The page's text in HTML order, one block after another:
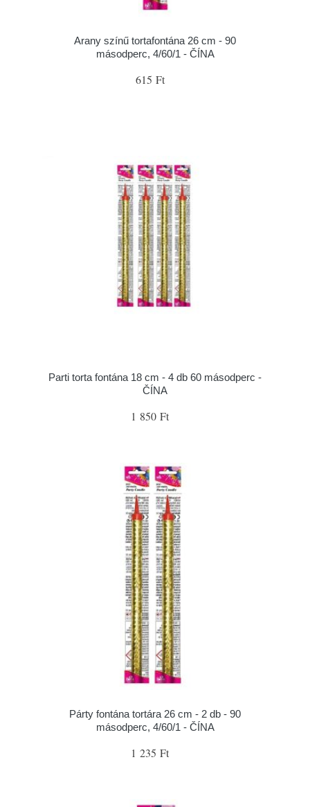
Arany színű tortafontána 26 cm - 90
másodperc, 4/60/1 - ČÍNA
615 Ft
Parti torta fontána 18 cm - 4 db 60 másodperc -
ČÍNA
1 850 Ft
Párty fontána tortára 26 cm - 2 db - 90
másodperc, 4/60/1 - ČÍNA
1 235 Ft